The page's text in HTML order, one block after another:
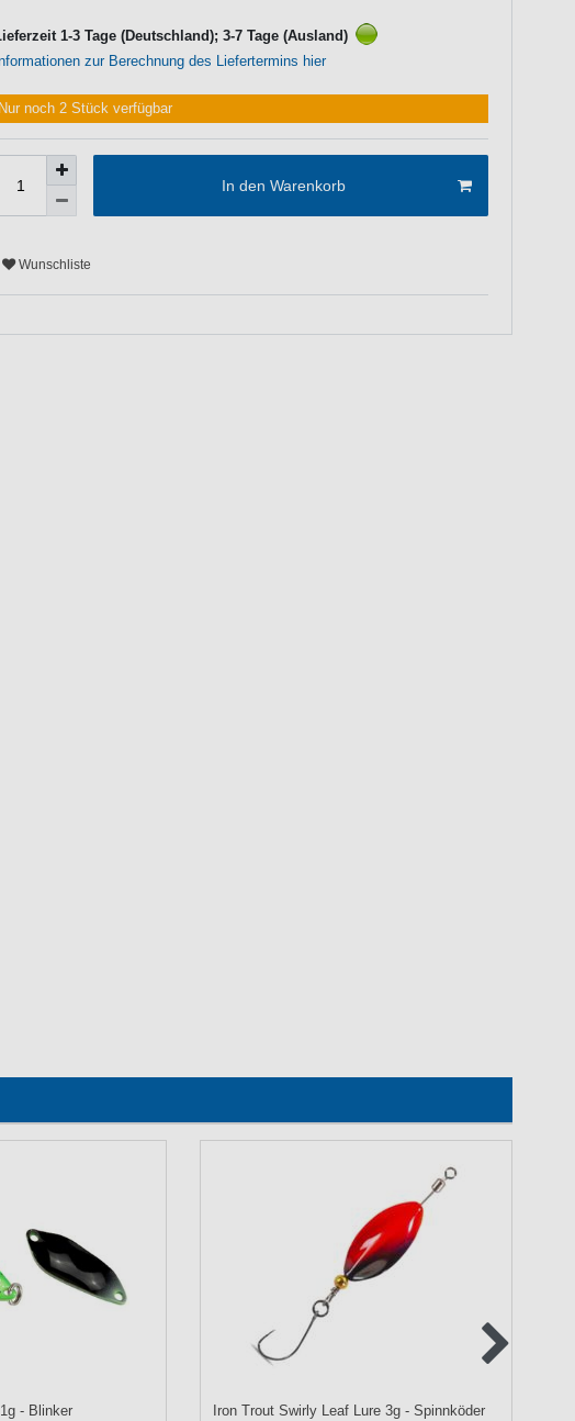
1-3 Tage (Deutschland); 3-7 Tage (Ausland)
zur Berechnung des Liefertermins hier
Nur noch 2 Stück verfügbar
In den Warenkorb
Wunschliste
- Blinker Iron Trout Swirly Leaf Lure 3g - Spinnköder